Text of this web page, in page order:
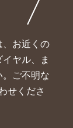
、お近くの
ヤル、ま
。ご不明な
せくださ